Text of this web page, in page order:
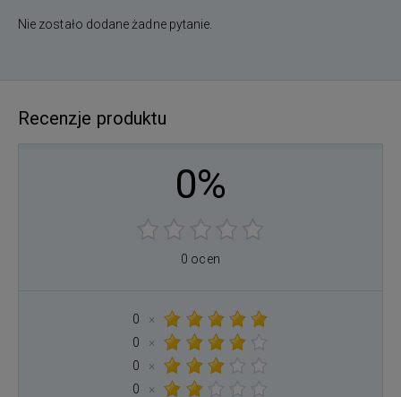
Nie zostało dodane żadne pytanie.
Recenzje produktu
0%
0 ocen
0
×
0
×
0
×
0
×